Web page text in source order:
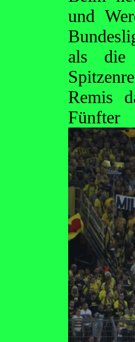
und
als die
Remis